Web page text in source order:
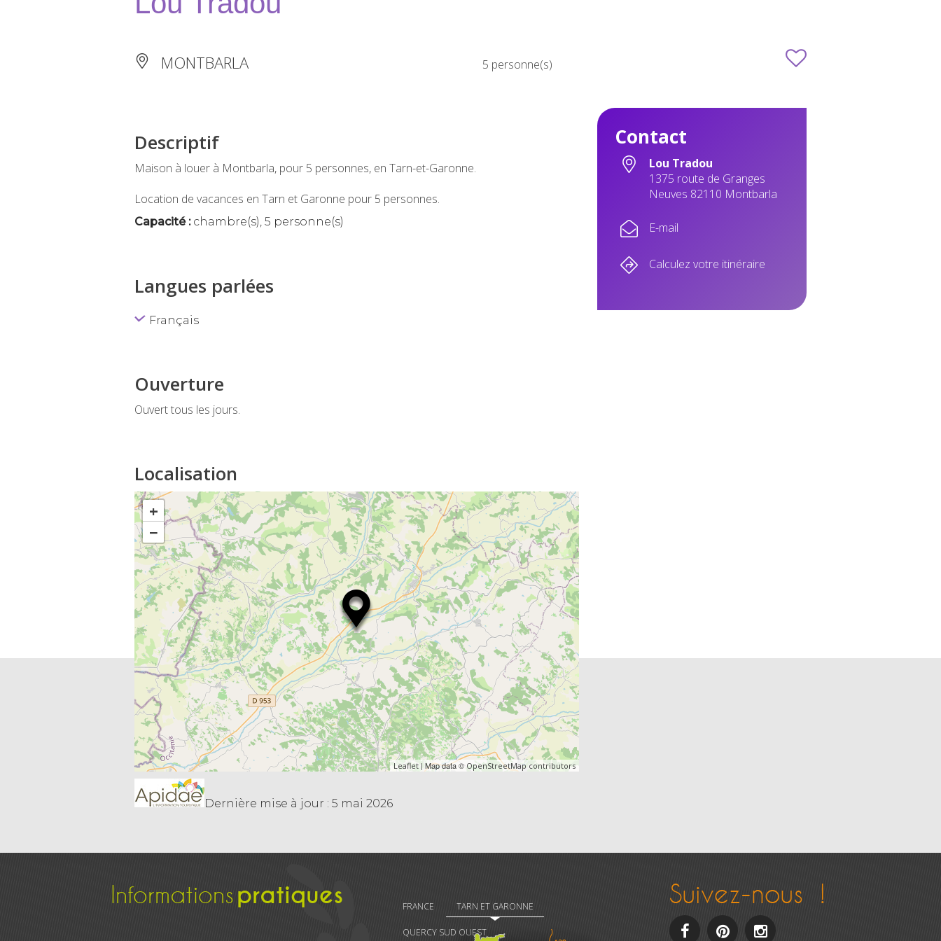
MONTBARLA 5 personne(s)
Descriptif
Maison à louer à Montbarla, pour 5 personnes, en Tarn-et-Garonne.
Location de vacances en Tarn et Garonne pour 5 personnes.
Capacité : chambre(s), 5 personne(s)
Langues parlées
Français
Ouverture
Ouvert tous les jours.
Localisation
+
−
Leaflet| Map data © OpenStreetMap contributors
Dernière mise à jour : 5 mai 2026
Contact
Lou Tradou
1375 route de Granges
Neuves 82110 Montbarla
E-mail
Calculez votre itinéraire
Informationspratiques FRANCE TARN ET GARONNE
QUERCY SUD OUEST
Suivez-nous !